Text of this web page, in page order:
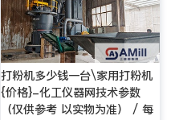
打粉机多少钱一台\家用打粉机
{价格}-化工仪器网技术参数
（仅供参考 以实物为准） / 每